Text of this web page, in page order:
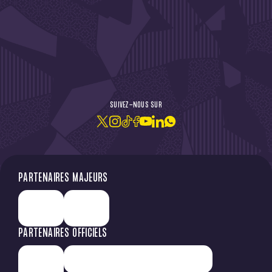
JE M'ABONNE À LA NEWSLETTER
SUIVEZ-NOUS SUR
PARTENAIRES MAJEURS
PARTENAIRES OFFICIELS